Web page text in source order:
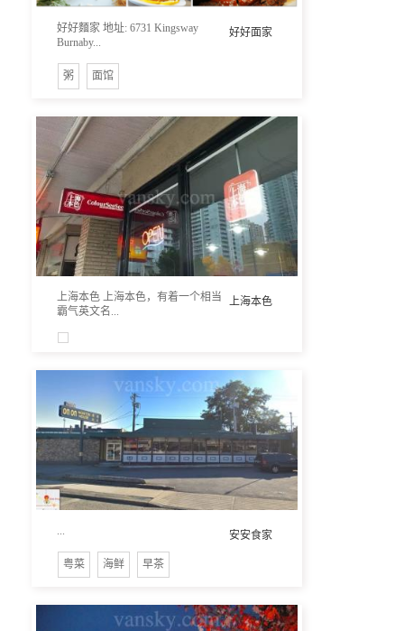
好好面家
好好麵家 地址: 6731 Kingsway
Burnaby...
粥 面馆
上海本色
上海本色 上海本色，有着一个相当
霸气英文名...
安安食家
...
粤菜 海鲜 早茶